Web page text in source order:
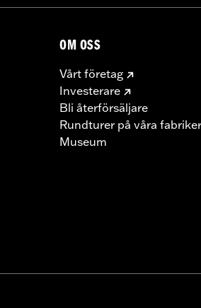
OM OSS
Vårt företag
Investerare
Bli återförsäljare
Rundturer på våra fabriker
Museum